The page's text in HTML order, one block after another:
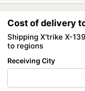
Cost of delivery
Shipping X'trike X-
to regions
Receiving City